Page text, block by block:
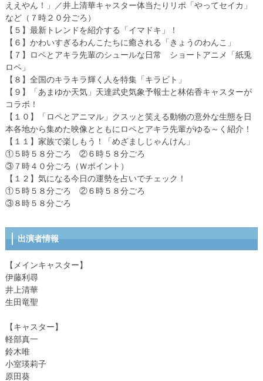
ええやん！」／井上清華キャスター体当たりリポ「やってセイカ」
など（７時２０分ごろ）
【５】最新トレンドを紹介する「イマドキ」！
【６】かわいすぎるわんこたちに癒される「きょうのわんこ」
【７】ロペとアキラ先輩のシュールな日常 ショートアニメ「紙兎
ロペ」
【８】全国のキラキラ輝く人を特集「キラビト」
【９】「あまゆか天気」天達武史気象予報士と林佑香キャスターが
コラボ！
【１０】「ロペとアニマル」クスッと笑える動物の意外な生態を日
本各地から集めた映像とともにロペとアキラ先輩がゆる～く紹介！
【１１】家族で楽しもう！「めざましじゃんけん」
①５時５８分ごろ ②６時５８分ごろ
③７時４０分ごろ（Ｗポイント）
【１２】気になる今日の運勢を占いでチェック！
①５時５８分ごろ ②６時５８分ごろ
③８時５８分ごろ
出演者情報
【メインキャスター】
伊藤利尋
井上清華
生田竜聖
【キャスター】
軽部真一
鈴木唯
小室瑛莉子
原田葵